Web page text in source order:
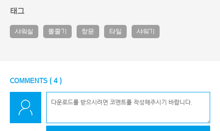
태그
샤워실 물줄기 창문 타일 샤워기
COMMENTS ( 4)